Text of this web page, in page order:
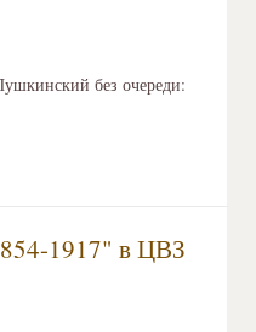
без очереди:
1917" в ЦВЗ